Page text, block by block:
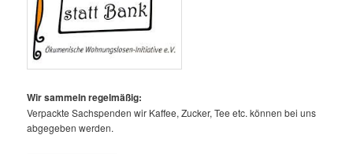
Wir sammeln regelmäßig:
Verpackte Sachspenden wir Kaffee, Zucker, Tee etc. können bei uns
abgegeben werden.